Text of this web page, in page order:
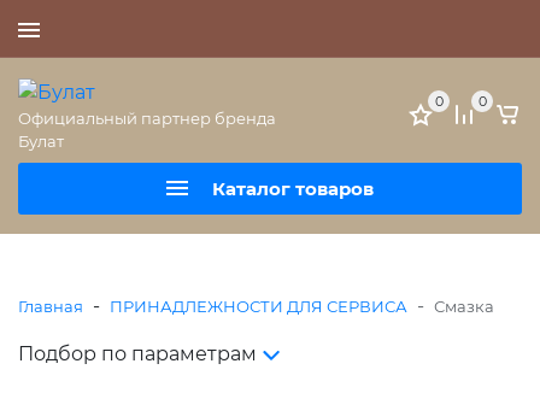
Официальный партнер бренда
Булат
Каталог товаров
0 0
Главная - ПРИНАДЛЕЖНОСТИ ДЛЯ СЕРВИСА - Смазка
Подбор по параметрам